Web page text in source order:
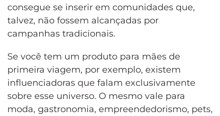
consegue se inserir em comunidades que,
talvez, não fossem alcançadas por
campanhas tradicionais.
Se você tem um produto para mães de
primeira viagem, por exemplo, existem
influenciadoras que falam exclusivamente
sobre esse universo. O mesmo vale para
moda, gastronomia, empreendedorismo, pets,